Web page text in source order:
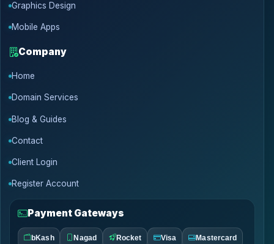
Graphics Design
Mobile Apps
Company
Home
Domain Services
Blog & Guides
Contact
Client Login
Register Account
Payment Gateways
bKash Nagad Rocket Visa Mastercard